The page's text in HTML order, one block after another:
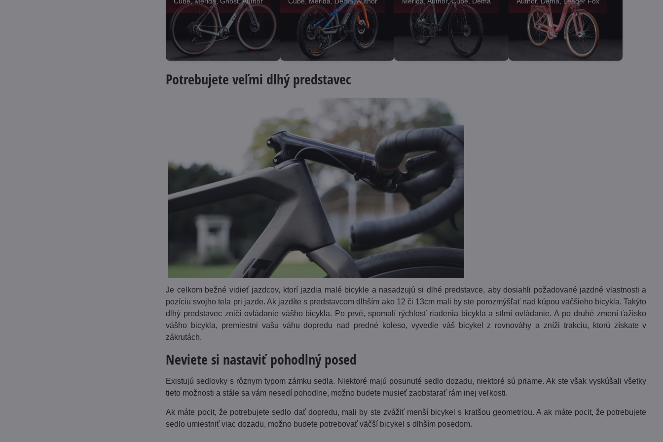
Potrebujete veľmi dlhý predstavec
Je celkom bežné vidieť jazdcov, ktorí jazdia malé bicykle a nasadzujú si dlhé predstavce, aby dosiahli požadované jazdné vlastnosti a
pozíciu svojho tela pri jazde. Ak jazdíte s predstavcom dlhším ako 12 či 13cm mali by ste porozmýšľať nad kúpou väčšieho bicykla. Takýto
dlhý predstavec zničí ovládanie vášho bicykla. Po prvé, spomalí rýchlosť riadenia bicykla a stlmí ovládanie. A po druhé zmení ťažisko
vášho bicykla, premiestni vašu váhu dopredu nad predné koleso, vyvedie váš bicykel z rovnováhy a zníži trakciu, ktorú získate v
zákrutách.
Neviete si nastaviť pohodlný posed
Existujú sedlovky s rôznym typom zámku sedla. Niektoré majú posunuté sedlo dozadu, niektoré sú priame. Ak ste však vyskúšali všetky
tieto možnosti a stále sa vám nesedí pohodlne, možno budete musieť zaobstarať rám inej veľkosti.
Ak máte pocit, že potrebujete sedlo dať dopredu, mali by ste zvážiť menší bicykel s kratšou geometriou. A ak máte pocit, že potrebujete
sedlo umiestniť viac dozadu, možno budete potrebovať väčší bicykel s dlhším posedom.